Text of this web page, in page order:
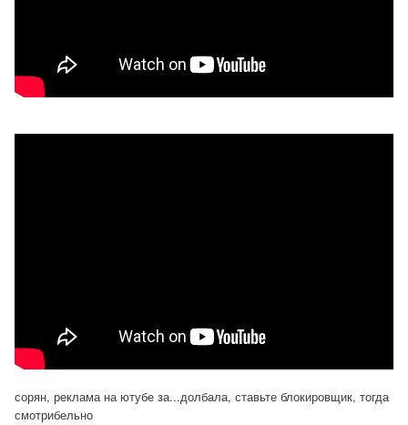
сорян, реклама на ютубе за...долбала, ставьте блокировщик, тогда
смотрибельно